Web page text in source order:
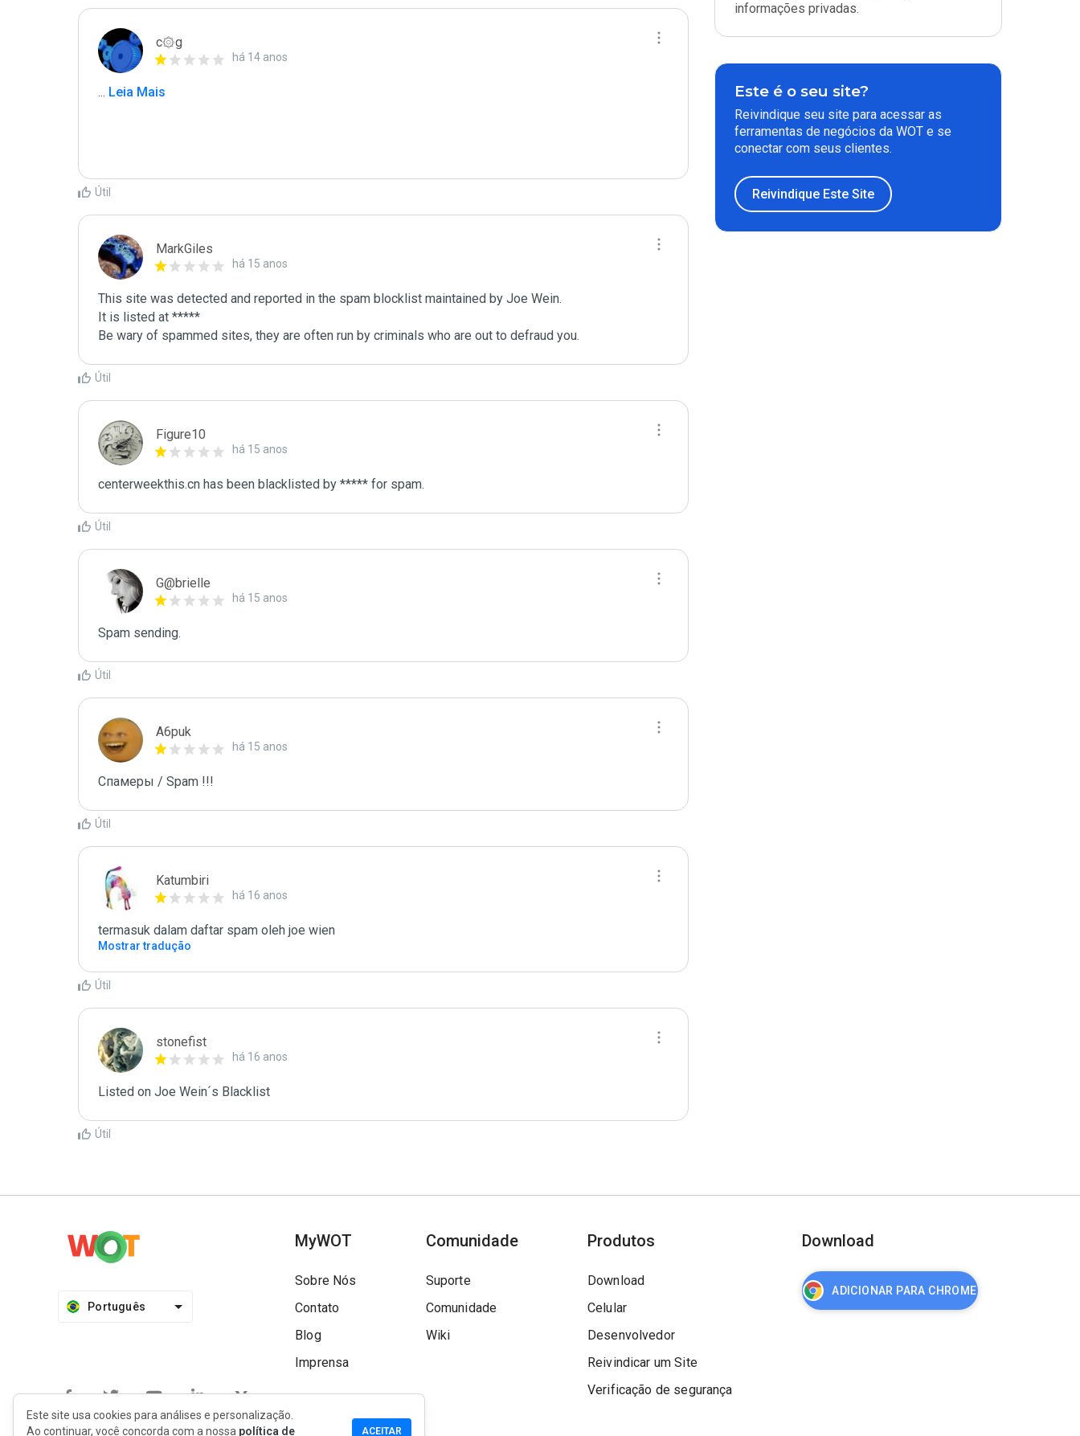
c۞g
há 14 anos
... Leia Mais
Útil
MarkGiles
há 15 anos
This site was detected and reported in the spam blocklist maintained by Joe Wein.
It is listed at *****
Be wary of spammed sites, they are often run by criminals who are out to defraud you.
Útil
Figure10
há 15 anos
centerweekthis.cn has been blacklisted by ***** for spam.
Útil
G@brielle
há 15 anos
Spam sending.
Útil
A6puk
há 15 anos
Спамеры / Spam !!!
Útil
Katumbiri
há 16 anos
termasuk dalam daftar spam oleh joe wien
Mostrar tradução
Útil
stonefist
há 16 anos
Listed on Joe Wein´s Blacklist
Útil
informações privadas.
Este é o seu site?
Reivindique seu site para acessar as
ferramentas de negócios da WOT e se
conectar com seus clientes.
Reivindique Este Site
Português
MyWOT
Sobre Nós
Contato
Blog
Imprensa
Comunidade
Suporte
Comunidade
Wiki
Produtos
Download
Celular
Desenvolvedor
Reivindicar um Site
Verificação de segurança
Download
ADICIONAR PARA CHROME
Este site usa cookies para análises e personalização.
Ao continuar, você concorda com a nossa política de ACEITAR